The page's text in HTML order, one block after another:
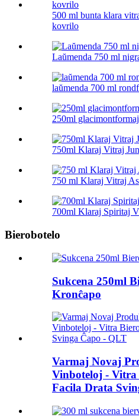
500 ml bunta klara
kovrilo
Laŭmenda 750 ml
laŭmenda 700 ml
250ml
750ml Klaraj Vitraj
750 ml Klaraj Vitraj
700ml Klaraj Spiritaj
Bierobotelo
Sukcena 250ml
Kronĉapo
Varmaj Novaj
Vinboteloj -
Facila Drata